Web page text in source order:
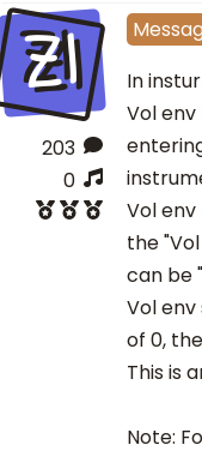
ZI
203
0
In
Vol
Vol
the
can be
Vol env
of 0,
This is
Note: